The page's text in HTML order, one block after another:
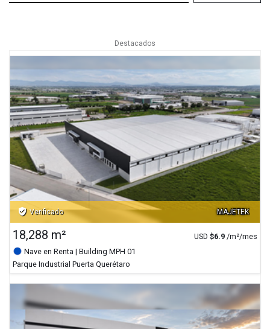
Destacados
MAJETEK
verified_user Verificado
18,288 m² USD $6.9 /m²/mes
Nave en Renta | Building MPH 01
Parque Industrial Puerta Querétaro